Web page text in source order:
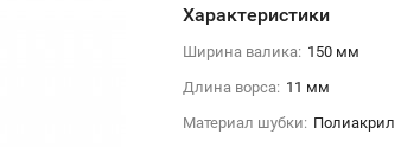
Характеристики
Ширина валика: 150 мм
Длина ворса: 11 мм
Материал шубки: Полиакрил